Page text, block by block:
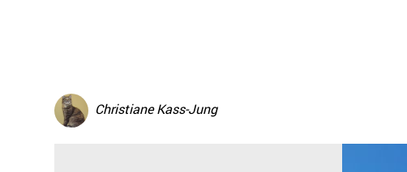
Christiane Kass-Jung